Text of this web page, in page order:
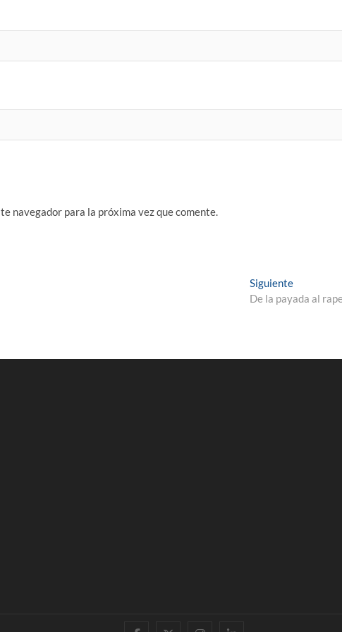
navegador para la próxima vez que comente.
SiguienteEntrada
siguiente:
De la payada al